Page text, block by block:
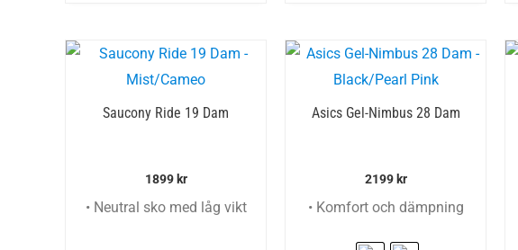
Saucony Ride 19 Dam
1899 kr
• Neutral sko med låg vikt
Asics Gel-Nimbus 28 Dam
2199 kr
• Komfort och dämpning